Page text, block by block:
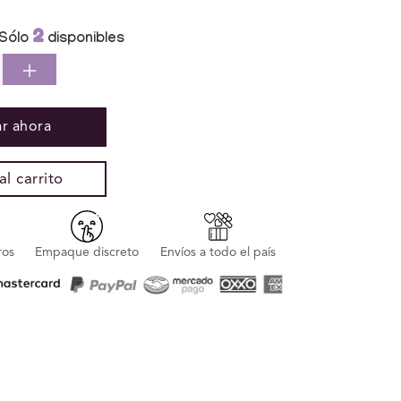
Sólo 2 disponibles
Aumentar
cantidad
para
Vibrador
Conejo
Estimulador
Clitoris
Sensación
de
Calor
Glo
ahora
carrito
Empaque discreto Envíos a todo el país